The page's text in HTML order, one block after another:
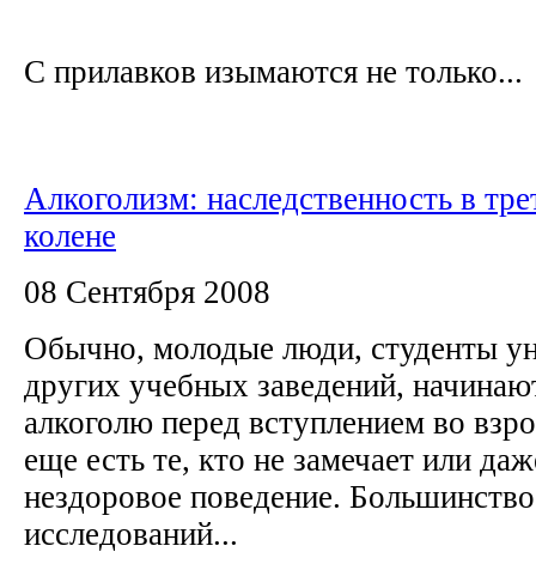
С прилавков изымаются не только...
Алкоголизм: наследственность в
колене
08 Сентября 2008
Обычно, молодые люди, студенты
других учебных заведений,
алкоголю перед вступлением во
еще есть те, кто не замечает или
нездоровое поведение.
исследований...